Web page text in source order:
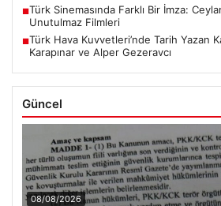
■Türk Sinemasında Farklı Bir İmza:
Unutulmaz Filmleri
■Türk Hava Kuvvetleri’nde Tarih Yazan
Karapınar ve Alper Gezeravcı
Güncel
08/08/2026